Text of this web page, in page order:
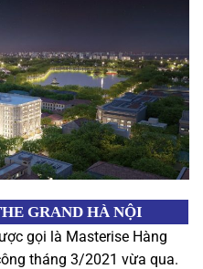
GRAND HÀ NỘI
gọi là Masterise Hàng
tháng 3/2021 vừa qua.